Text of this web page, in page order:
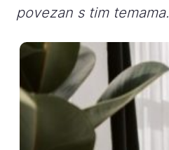
povezan s tim temama.